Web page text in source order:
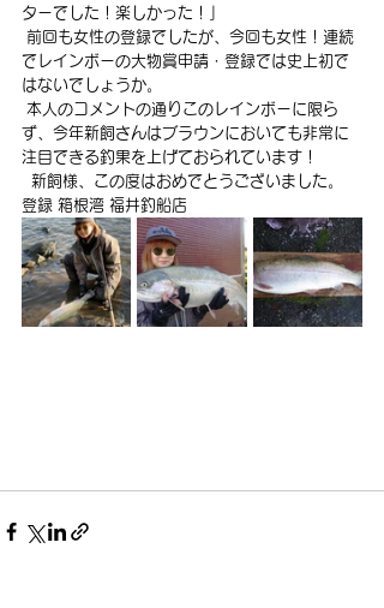
ターでした！楽しかった！」
でレインボーの大物賞申請・登録では史上初で
はないでしょうか。
ず、今年新飼さんはブラウンにおいても非常に
注目できる釣果を上げておられています！
  新飼様、この度はおめでとうございました。
登録 箱根湾 福井釣船店